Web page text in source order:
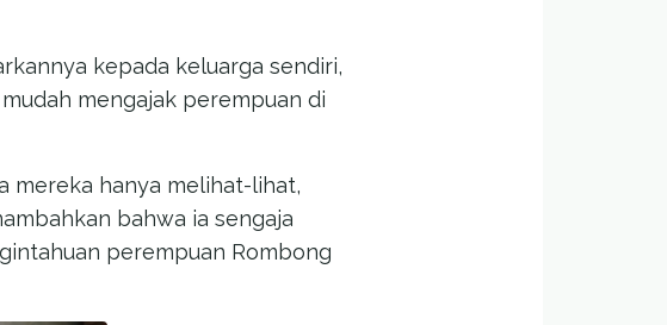
kepada keluarga sendiri,
mengajak perempuan di
mereka hanya melihat-lihat,
bahwa ia sengaja
perempuan Rombong